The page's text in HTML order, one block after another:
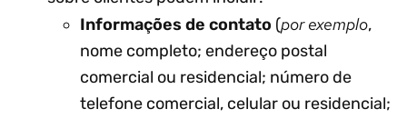
Informações de contato (por exemplo,
nome completo; endereço postal
comercial ou residencial; número de
telefone comercial, celular ou residencial;